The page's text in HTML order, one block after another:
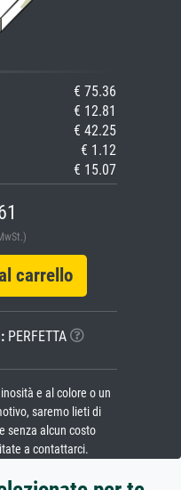
€ 75.36
€ 12.81
€ 42.25
€ 1.12
€ 15.07
carrello
PERFETTA
e al colore o un
saremo lieti di
senza alcun costo
a contattarci.